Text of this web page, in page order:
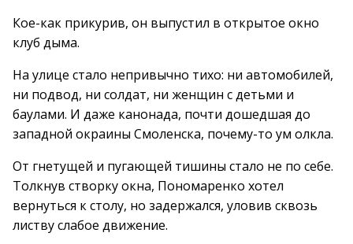
Кое-как прикурив, он выпустил в открытое окно
клуб дыма.
На улице стало непривычно тихо: ни автомобилей,
ни подвод, ни солдат, ни женщин с детьми и
баулами. И даже канонада, почти дошедшая до
западной окраины Смоленска, почему-то ум олкла.
От гнетущей и пугающей тишины стало не по себе.
Толкнув створку окна, Пономаренко хотел
вернуться к столу, но задержался, уловив сквозь
листву слабое движение.